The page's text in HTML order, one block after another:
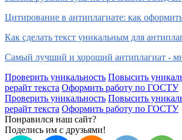
Цитирование в антиплагиате: как
Как сделать текст уникальным для
Самый лучший и хороший антиплагиат -
Проверить уникальность Повысить
рерайт текста Оформить работу по ГОСТУ
Проверить уникальность Повысить
рерайт текста Оформить работу по ГОСТУ
Понравился наш сайт?
Поделись им с друзьями!